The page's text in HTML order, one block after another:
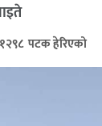
१२९८ पटक हेरिएको